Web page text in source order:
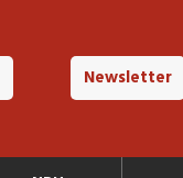
Newsletter